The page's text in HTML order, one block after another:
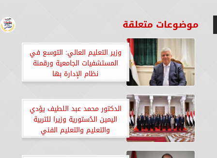
موضوعات متعلقة
وزير التعليم العالي: التوسع في
المستشفيات الجامعية ورقمنة
نظام الإدارة بها
الدكتور محمد عبد اللطيف يؤدي
اليمين الدُستورية وزيرا للتربية
والتعليم والتعليم الفني